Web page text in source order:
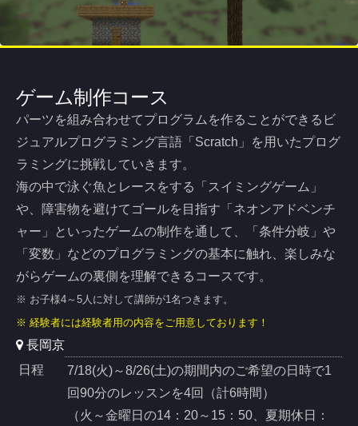
ゲーム制作コース
パーツを組み合わせてプログラムを作ることができるビ
ジュアルプログラミング言語「Scratch」を用いたプログ
ラミングに挑戦していきます。
海の中で泳ぐ魚とレースをする「スイミングゲーム」
や、障害物を避けてゴールを目指す「ネオンアドベンチ
ャー」といったゲームの制作を通して、「条件分岐」や
「変数」などのプログラミングの基本に触れ、楽しみな
がらゲームの裏側を理解できるコースです。
※ お子様4～5人に対して講師が1名つきます。
※ 経験者には経験者用の内容をご用意しております！
長岡京
日程
7/18(火)～8/26(土)の期間内のご希望の日時で1
回90分のレッスンを4回（計6時間）
（火～金曜日の14：20～15：50、夏期休日：